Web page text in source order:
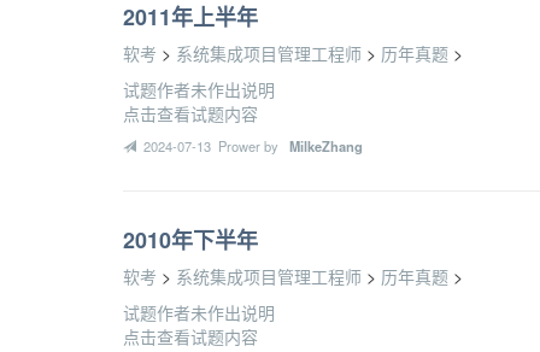
2011年上半年
软考 > 系统集成项目管理工程师 > 历年真题 >
试题作者未作出说明
点击查看试题内容
2024-07-13 Prower by MilkeZhang
2010年下半年
软考 > 系统集成项目管理工程师 > 历年真题 >
试题作者未作出说明
点击查看试题内容